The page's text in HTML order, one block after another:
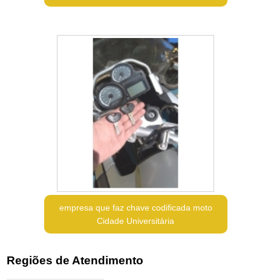
empresa que faz chave codificada moto
Cidade Universitária
Regiões de Atendimento